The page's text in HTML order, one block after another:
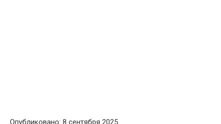
Опубликовано: 8 сентября 2025